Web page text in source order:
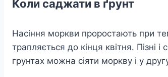
Коли саджати в ґрунт
Насіння моркви проростають при
трапляється до кінця квітня.
грунтах можна сіяти моркву і у